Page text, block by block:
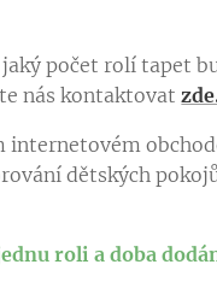
počet rolí tapet
nás kontaktovat
internetovém
dětských
roli a doba